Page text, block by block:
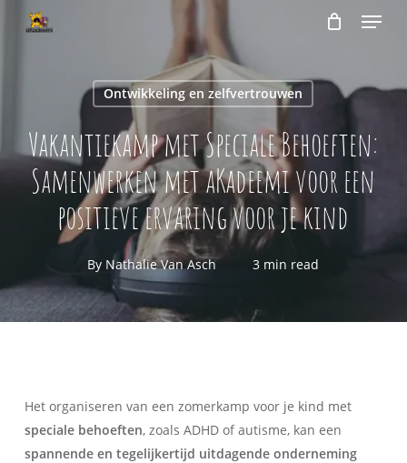
Menu
Ontwikkeling en zelfvertrouwen
Vakantiekamp met Speciale Behoeften:
Samenwerken met aKadeemi voor een
positieve ervaring voor je kind
By Nathalie Van Asch 3 min read
Het organiseren van een zomerkamp voor je kind met
speciale behoeften, zoals ADHD of autisme, kan een
spannende en tegelijkertijd uitdagende onderneming